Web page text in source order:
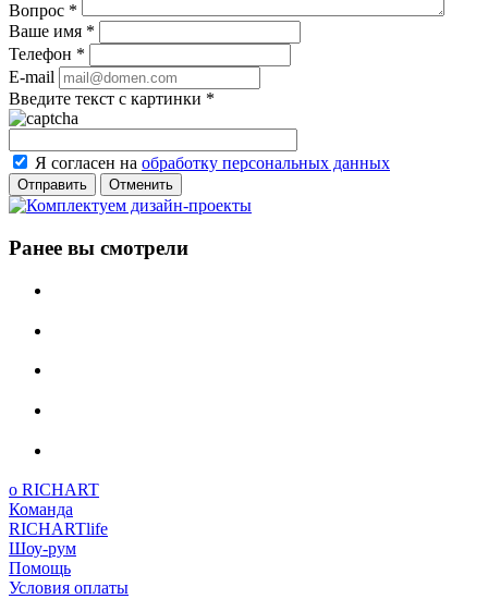
Вопрос *
Ваше имя *
Телефон *
E-mail
Введите текст с картинки *
Я согласен на обработку персональных данных
Отменить
Ранее вы смотрели
о RICHART
Команда
RICHARTlife
Шоу-рум
Помощь
Условия оплаты